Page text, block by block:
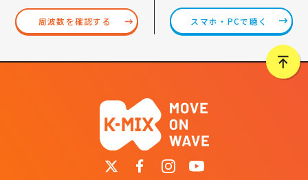
周波数を確認する スマホ・PCで聴く